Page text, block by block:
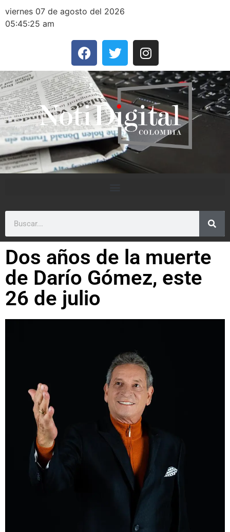
viernes 07 de agosto del 2026
05:45:25 am
Dos años de la muerte
de Darío Gómez, este
26 de julio